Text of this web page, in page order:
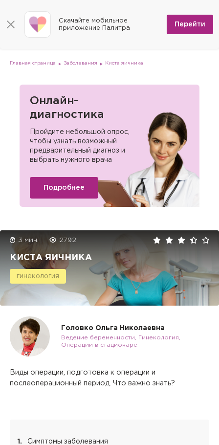
Вакансии
Документы
Сертификаты
Способы оплаты
Страховые организации
Заказать документы для налоговой
Скачать мобильное приложение
Анкета оценки качества услуг
Мы на карте
Главная страница Заболевания Киста яичника
Онлайн-
диагностика
Пройдите небольшой опрос,
чтобы узнать возможный
предварительный диагноз и
выбрать нужного врача
Подробнее
3 мин. 2792
КИСТА ЯИЧНИКА
гинекология
Головко Ольга Николаевна
Ведение беременности, Гинекология,
Операции в стационаре
Виды операции, подготовка к операции и
послеоперационный период. Что важно знать?
Симптомы заболевания
Скачайте мобильное
приложение Палитра
Перейти